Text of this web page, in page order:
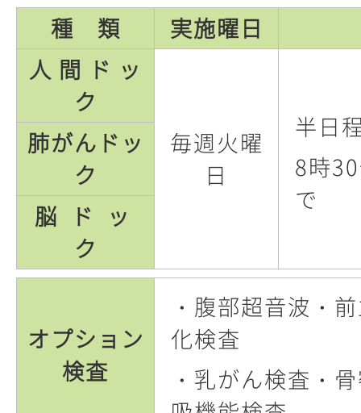
種 類
実施曜日
人 間 ド ッ
ク
毎週火曜
日
半日
8時
で
肺がんドッ
ク
脳 ド ッ
ク
オプション
検査
・腹部超音波・
化検査
・乳がん検査・